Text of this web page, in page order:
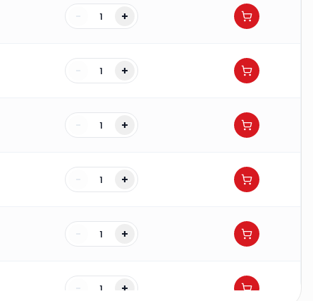
- +
- +
- +
- +
- +
- +